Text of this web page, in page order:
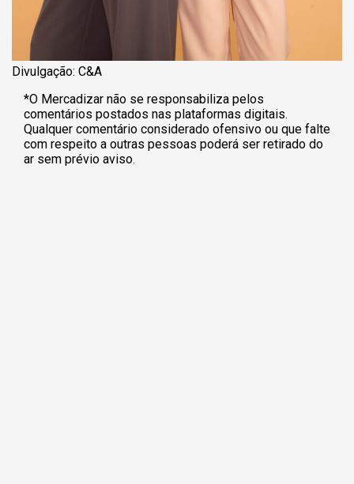
Divulgação: C&A
*O Mercadizar não se responsabiliza pelos
comentários postados nas plataformas digitais.
Qualquer comentário considerado ofensivo ou que falte
com respeito a outras pessoas poderá ser retirado do
ar sem prévio aviso.